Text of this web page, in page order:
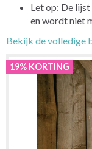
Let op: De
en wordt niet
Bekijk de volledige
19% KORTING